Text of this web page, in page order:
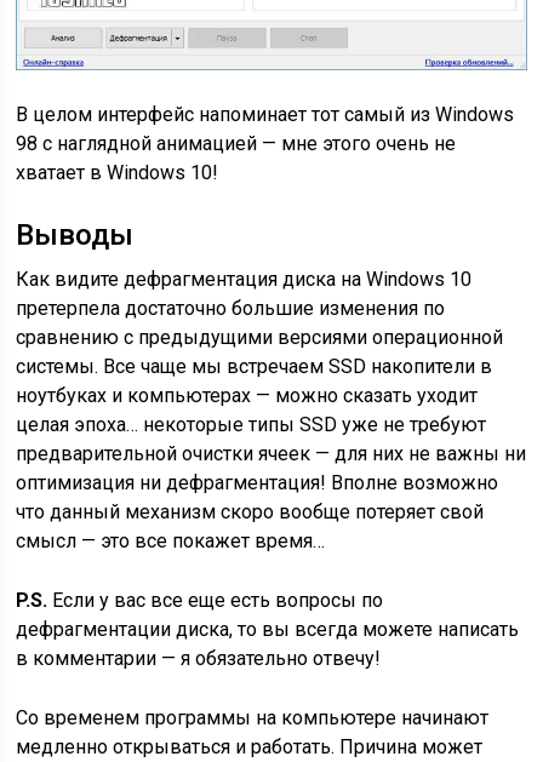
В целом интерфейс напоминает тот самый из Windows
98 с наглядной анимацией — мне этого очень не
хватает в Windows 10!
Выводы
Как видите дефрагментация диска на Windows 10
претерпела достаточно большие изменения по
сравнению с предыдущими версиями операционной
системы. Все чаще мы встречаем SSD накопители в
ноутбуках и компьютерах — можно сказать уходит
целая эпоха… некоторые типы SSD уже не требуют
предварительной очистки ячеек — для них не важны ни
оптимизация ни дефрагментация! Вполне возможно
что данный механизм скоро вообще потеряет свой
смысл — это все покажет время…
P.S. Если у вас все еще есть вопросы по
дефрагментации диска, то вы всегда можете написать
в комментарии — я обязательно отвечу!
Со временем программы на компьютере начинают
медленно открываться и работать. Причина может